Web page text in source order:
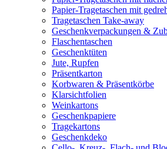
Papier-Tragetaschen mit
Tragetaschen Take-away
Geschenkverpackungen &
Flaschentaschen
Geschenktüten
Jute, Rupfen
Präsentkarton
Korbwaren & Präsentkörbe
Klarsichtfolien
Weinkartons
Geschenkpapiere
Tragekartons
Geschenkdeko